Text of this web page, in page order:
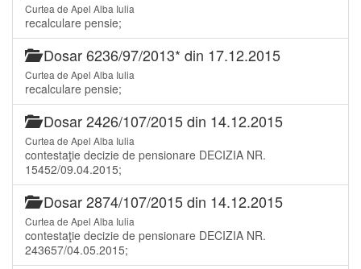
Curtea de Apel Alba Iulia
recalculare pensie;
Dosar 6236/97/2013* din 17.12.2015
Curtea de Apel Alba Iulia
recalculare pensie;
Dosar 2426/107/2015 din 14.12.2015
Curtea de Apel Alba Iulia
contestaţie decizie de pensionare DECIZIA NR.
15452/09.04.2015;
Dosar 2874/107/2015 din 14.12.2015
Curtea de Apel Alba Iulia
contestaţie decizie de pensionare DECIZIA NR.
243657/04.05.2015;